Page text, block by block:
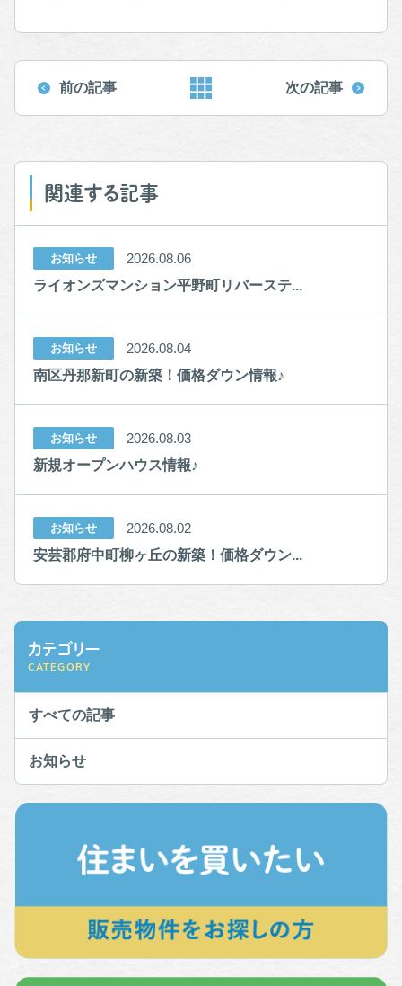
前の記事 次の記事
関連する記事
お知らせ
2026.08.06
ライオンズマンション平野町リバーステ...
お知らせ
2026.08.04
南区丹那新町の新築！価格ダウン情報♪
お知らせ
2026.08.03
新規オープンハウス情報♪
お知らせ
2026.08.02
安芸郡府中町柳ヶ丘の新築！価格ダウン...
カテゴリー
CATEGORY
すべての記事
お知らせ